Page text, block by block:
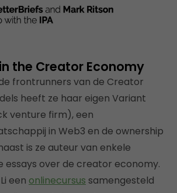
the Creator Economy
frontrunners van de Creator
heeft ze haar eigen Variant
venture firm), een
in Web3 en de ownership
is ze auteur van enkele
essays over de creator economy.
een onlinecursus samengesteld